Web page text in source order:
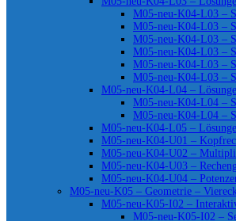
M05-neu-K04-L03 –
M05-neu-K04-L03 –
M05-neu-K04-L03 –
M05-neu-K04-L03 –
M05-neu-K04-L03 –
M05-neu-K04-L03 –
M05-neu-K04-L04 –
M05-neu-K04-L04 –
M05-neu-K04-L04 –
M05-neu-K04-L05 –
M05-neu-K04-U01 –
M05-neu-K04-U02 –
M05-neu-K04-U03 –
M05-neu-K04-U04 –
M05-neu-K05 – Geometrie –
M05-neu-K05-I02 –
M05-neu-K05-I02 –